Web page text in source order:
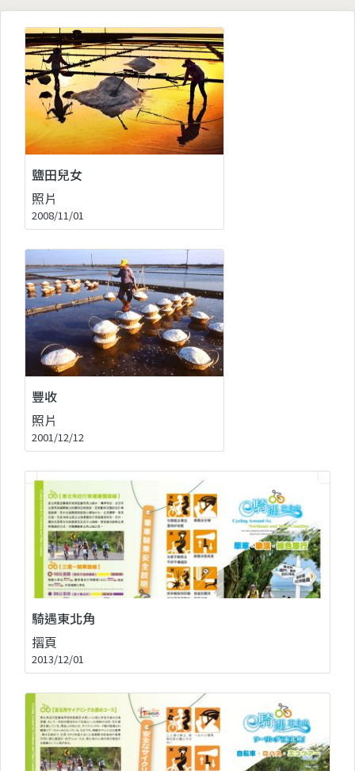
鹽田兒女
照片
2008/11/01
豐收
照片
2001/12/12
騎遇東北角
摺頁
2013/12/01